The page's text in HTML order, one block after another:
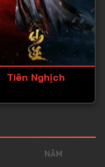
Tiên Nghịch
NĂM